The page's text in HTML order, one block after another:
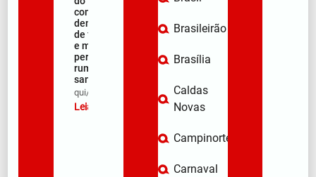
começa com
demonstração
de fé, emoção
e milhares de
peregrinos
rumo ao
santuário
qui/08/2026
Leia mais »
Brasileirão
Brasília
Caldas
Novas
Campinorte
Carnaval